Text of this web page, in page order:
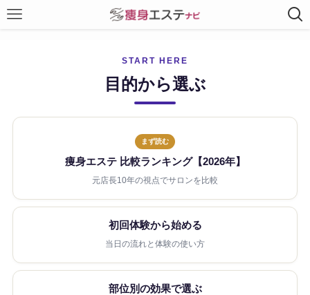
START HERE
目的から選ぶ
まず読む
痩身エステ 比較ランキング【2026年】
元店長10年の視点でサロンを比較
初回体験から始める
当日の流れと体験の使い方
部位別の効果で選ぶ